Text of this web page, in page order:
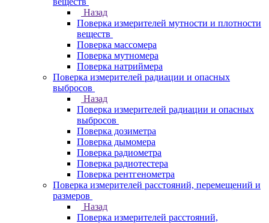
Назад
Поверка измерителей мутности и плотности
веществ
Поверка массомера
Поверка мутномера
Поверка натриймера
Поверка измерителей радиации и опасных
выбросов
Назад
Поверка измерителей радиации и опасных
выбросов
Поверка дозиметра
Поверка дымомера
Поверка радиометра
Поверка радиотестера
Поверка рентгенометра
Поверка измерителей расстояний, перемещений и
размеров
Назад
Поверка измерителей расстояний,